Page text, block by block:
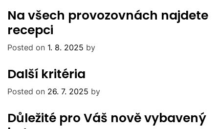
Na všech provozovnách najdete
recepci
Posted on 1. 8. 2025 by
Další kritéria
Posted on 26. 7. 2025 by
Důležité pro Váš nově vybavený